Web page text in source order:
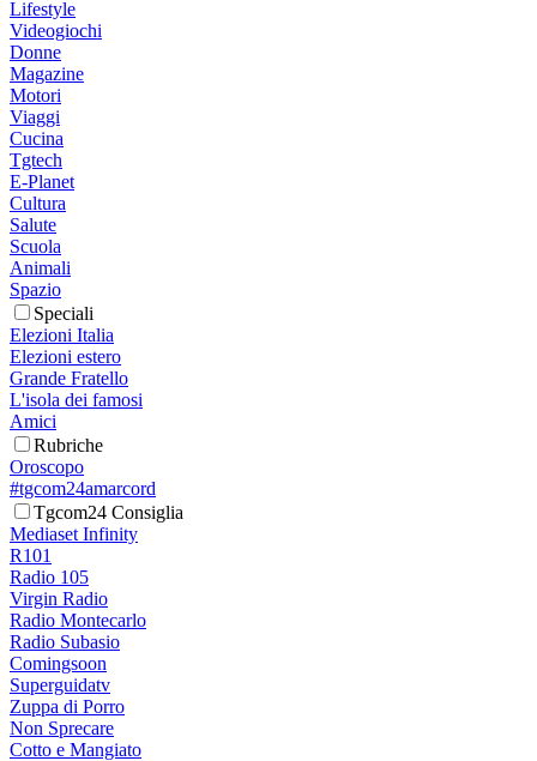
Lifestyle
Videogiochi
Donne
Magazine
Motori
Viaggi
Cucina
Tgtech
E-Planet
Cultura
Salute
Scuola
Animali
Spazio
Speciali
Elezioni Italia
Elezioni estero
Grande Fratello
L'isola dei famosi
Amici
Rubriche
Oroscopo
#tgcom24amarcord
Tgcom24 Consiglia
Mediaset Infinity
R101
Radio 105
Virgin Radio
Radio Montecarlo
Radio Subasio
Comingsoon
Superguidatv
Zuppa di Porro
Non Sprecare
Cotto e Mangiato